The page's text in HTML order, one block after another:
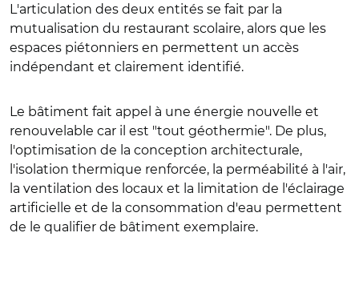
L'articulation des deux entités se fait par la
mutualisation du restaurant scolaire, alors que les
espaces piétonniers en permettent un accès
indépendant et clairement identifié.
Le bâtiment fait appel à une énergie nouvelle et
renouvelable car il est "tout géothermie". De plus,
l'optimisation de la conception architecturale,
l'isolation thermique renforcée, la perméabilité à l'air,
la ventilation des locaux et la limitation de l'éclairage
artificielle et de la consommation d'eau permettent
de le qualifier de bâtiment exemplaire.